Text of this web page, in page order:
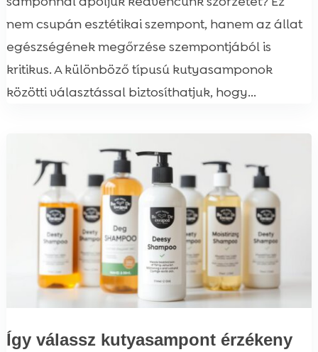
nem csupán esztétikai szempont, hanem az állat
egészségének megőrzése szempontjából is
kritikus. A különböző típusú kutyasamponok
közötti választással biztosíthatjuk, hogy...
Így válassz kutyasampont érzékeny